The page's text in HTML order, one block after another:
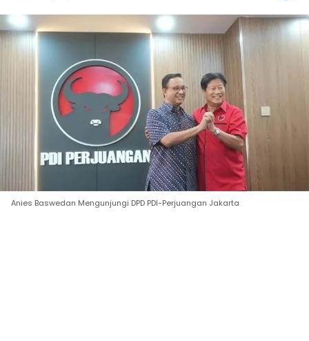
Anies Baswedan Mengunjungi DPD PDI-Perjuangan Jakarta